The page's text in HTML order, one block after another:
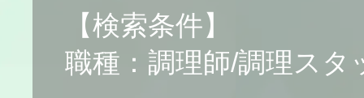
【検索条件】
職種：調理師/調理スタ